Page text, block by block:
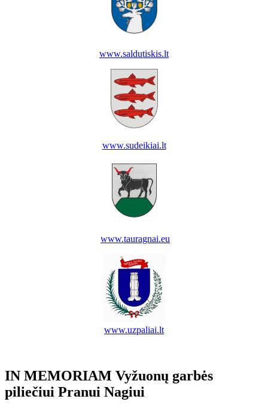
www.saldutiskis.lt
www.sudeikiai.lt
www.tauragnai.eu
www.uzpaliai.lt
IN MEMORIAM Vyžuonų garbės
piliečiui Pranui Nagiui